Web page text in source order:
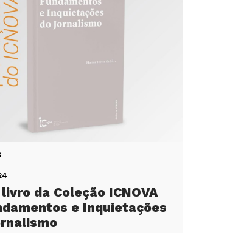
da Coleção ICNOVA
e Inquietações